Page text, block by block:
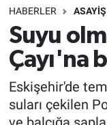
HABERLER ASAYIŞ
Suyu
Çayı'na
Eskişehir'de
suları çekilen
Gündem
Türkiye
Dünya
Eskişehir
Röportaj
Süper Lig
Tüm
Son Dakika